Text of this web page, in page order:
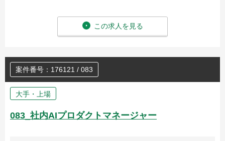
この求人を見る
案件番号：176121 / 083
大手・上場
083_社内AIプロダクトマネージャー